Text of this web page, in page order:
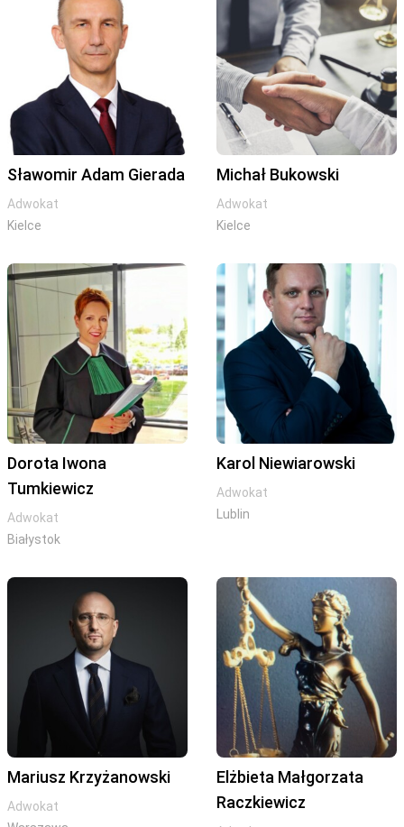
Sławomir Adam Gierada
Adwokat
Kielce
Michał Bukowski
Adwokat
Kielce
Dorota Iwona
Tumkiewicz
Adwokat
Białystok
Karol Niewiarowski
Adwokat
Lublin
Mariusz Krzyżanowski
Adwokat
Elżbieta Małgorzata
Raczkiewicz